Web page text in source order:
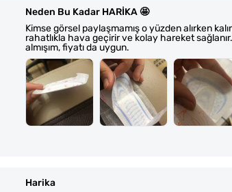
Neden Bu Kadar HARİKA 🤩
Kimse görsel paylaşmamış o yüzden alırken
rahatlıkla hava geçirir ve kolay hareket
almışım, fiyatı da uygun.
Harika